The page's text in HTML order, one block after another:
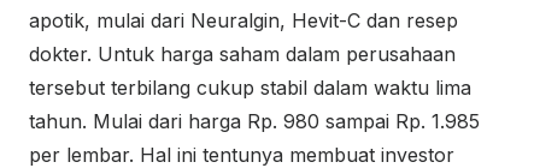
apotik, mulai dari Neuralgin, Hevit-C dan resep
dokter. Untuk harga saham dalam perusahaan
tersebut terbilang cukup stabil dalam waktu lima
tahun. Mulai dari harga Rp. 980 sampai Rp. 1.985
per lembar. Hal ini tentunya membuat investor